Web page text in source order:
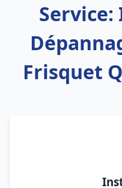
Frisquet